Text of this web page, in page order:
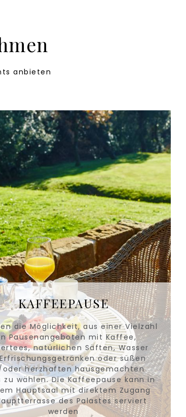
anbieten
KAFFEEPAUSE
die Möglichkeit, aus einer Vielzahl
Pausenangeboten mit Kaffee,
natürlichen Säften, Wasser
oder süßen
oder herzhaften hausgemachten
zu wählen. Die Kaffeepause kann in
Hauptsaal mit direktem Zugang
des Palastes serviert
werden